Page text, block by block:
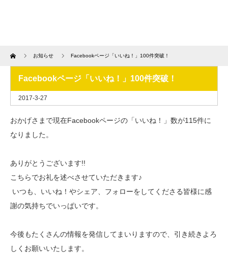
Home お知らせ Facebookページ「いいね！」100件突破！
Facebookページ「いいね！」100件突破！
2017-3-27
おかげさまで現在Facebookページの「いいね！」数が115件に
なりました。
ありがとうございます!!
こちらでお礼を述べさせていただきます♪
いつも、いいね！やシェア、フォローをしてくださる皆様に感
謝の気持ちでいっぱいです。
今後もたくさんの情報を発信してまいりますので、引き続きよろ
しくお願いいたします。